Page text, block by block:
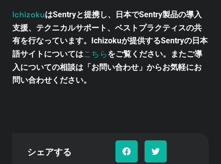
IchizokuはSentryと提携し、日本でSentry製品の導入
支援、テクニカルサポート、ベストプラクティスの共
有を行なっています。Ichizokuが提供するSentryの日本
語サイトについてはこちらをご覧ください。またご導
入についての相談は「お問い合わせ」からお気軽にお
問い合わせください。
シェアする